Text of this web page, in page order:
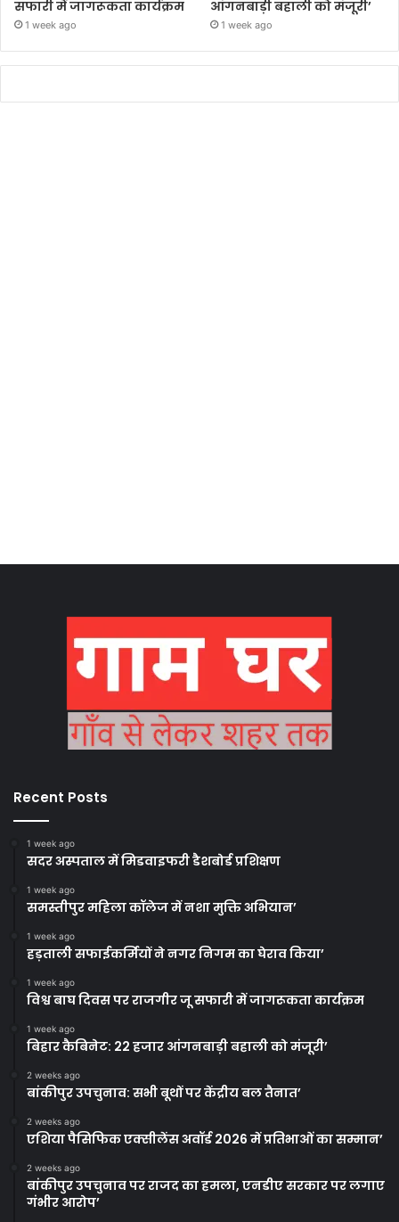
सफारी में जागरूकता कार्यक्रम
1 week ago
आंगनबाड़ी बहाली को मंजूरी’
1 week ago
Recent Posts
1 week ago
सदर अस्पताल में मिडवाइफरी डैशबोर्ड प्रशिक्षण
1 week ago
समस्तीपुर महिला कॉलेज में नशा मुक्ति अभियान’
1 week ago
हड़ताली सफाईकर्मियों ने नगर निगम का घेराव किया’
1 week ago
विश्व बाघ दिवस पर राजगीर जू सफारी में जागरूकता कार्यक्रम
1 week ago
बिहार कैबिनेट: 22 हजार आंगनबाड़ी बहाली को मंजूरी’
2 weeks ago
बांकीपुर उपचुनाव: सभी बूथों पर केंद्रीय बल तैनात’
2 weeks ago
एशिया पैसिफिक एक्सीलेंस अवॉर्ड 2026 में प्रतिभाओं का सम्मान’
2 weeks ago
बांकीपुर उपचुनाव पर राजद का हमला, एनडीए सरकार पर लगाए
गंभीर आरोप’